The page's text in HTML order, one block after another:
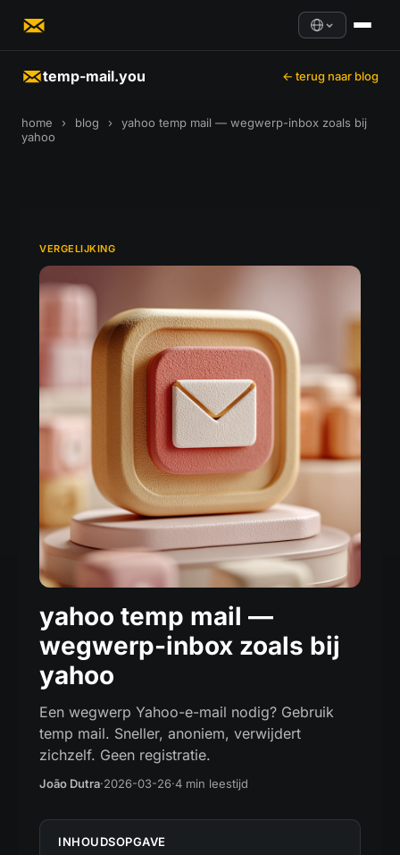
temp-mail.you ← terug naar blog
home › blog ›
yahoo temp mail — wegwerp-inbox zoals bij
yahoo
VERGELIJKING
yahoo temp mail —
wegwerp-inbox zoals bij
yahoo
Een wegwerp Yahoo-e-mail nodig? Gebruik
temp mail. Sneller, anoniem, verwijdert
zichzelf. Geen registratie.
João Dutra·2026-03-26·4 min leestijd
INHOUDSOPGAVE